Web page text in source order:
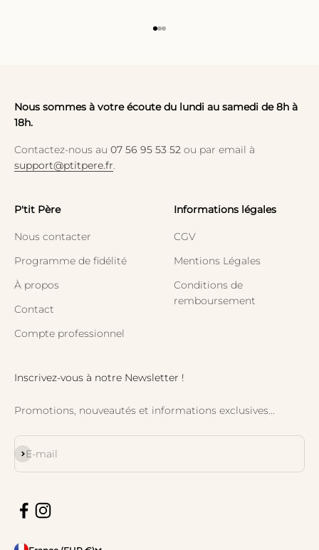
Nous sommes à votre écoute du lundi au samedi de 8h à
18h.
Contactez-nous au 07 56 95 53 52 ou par email à
support@ptitpere.fr.
P'tit Père
Nous contacter
Programme de fidélité
À propos
Contact
Compte professionnel
Informations légales
CGV
Mentions Légales
Conditions de
remboursement
Inscrivez-vous à notre Newsletter !
Promotions, nouveautés et informations exclusives...
E-mail
S'inscrire